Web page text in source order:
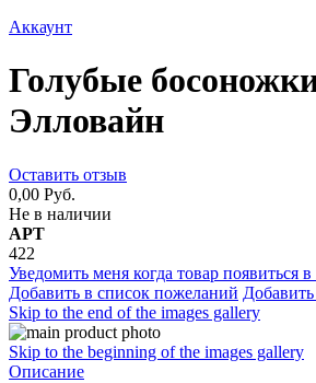
Аккаунт
Голубые
Элловайн
Оставить отзыв
0,00 Руб.
Не в наличии
АРТ
422
Уведомить меня когда товар появиться
Добавить в список пожеланий
Skip to the end of the images gallery
Skip to the beginning of the images gallery
Описание